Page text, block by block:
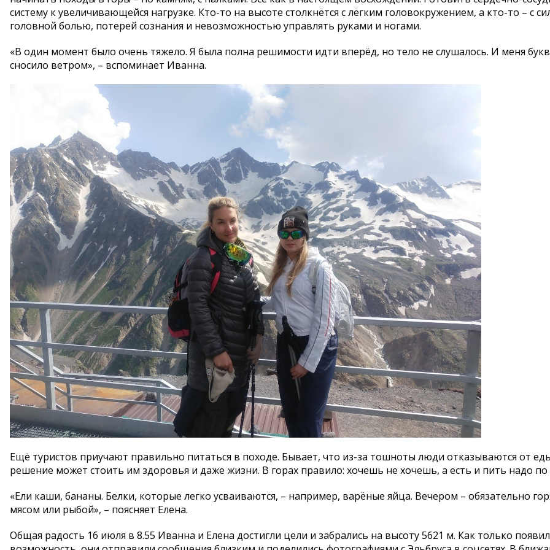
систему к увеличивающейся нагрузке. Кто-то на высоте столкнётся с лёгким головокружением, а кто-то – с
головной болью, потерей сознания и невозможностью управлять руками и ногами.
«В один момент было очень тяжело. Я была полна решимости идти вперёд, но тело не слушалось. И меня
сносило ветром», – вспоминает Иванна.
Ещё туристов приучают правильно питаться в походе. Бывает, что из-за тошноты люди отказываются от
решение может стоить им здоровья и даже жизни. В горах правило: хочешь не хочешь, а есть и пить надо по
«Ели каши, бананы. Белки, которые легко усваиваются, – например, варёные яйца. Вечером – обязательно
мясом или рыбой», – поясняет Елена.
Общая радость 16 июля в 8.55 Иванна и Елена достигли цели и забрались на высоту 5621 м. Как только